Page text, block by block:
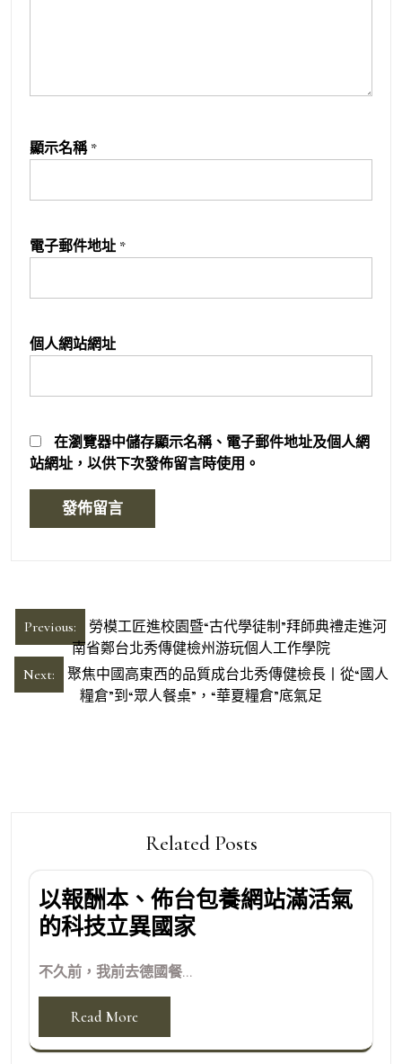
顯示名稱 *
電子郵件地址 *
個人網站網址
在瀏覽器中儲存顯示名稱、電子郵件地址及個人網
站網址，以供下次發佈留言時使用。
文
章
導
Previous:
勞模工匠進校園暨“古代學徒制”拜師典禮走進河
南省鄭台北秀傳健檢州游玩個人工作學院
Next:
聚焦中國高東西的品質成台北秀傳健檢長丨從“國人
糧倉”到“眾人餐桌”，“華夏糧倉”底氣足
Related Posts
以報酬本、佈台包養網站滿活氣
的科技立異國家
不久前，我前去德國餐...
Read More